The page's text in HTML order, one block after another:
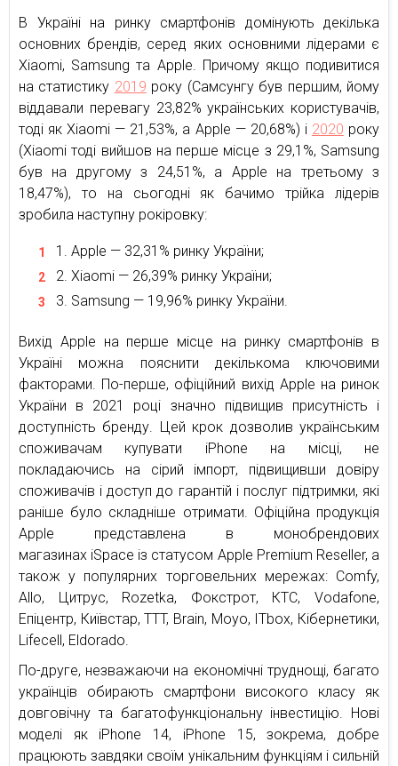
В Україні на ринку смартфонів домінують декілька
основних брендів, серед яких основними лідерами є
Xiaomi, Samsung та Apple. Причому якщо подивитися
на статистику 2019 року (Самсунгу був першим, йому
віддавали перевагу 23,82% українських користувачів,
тоді як Xiaomi — 21,53%, а Apple — 20,68%) і 2020 року
(Xiaomi тоді вийшов на перше місце з 29,1%, Samsung
був на другому з 24,51%, а Apple на третьому з
18,47%), то на сьогодні як бачимо трійка лідерів
зробила наступну рокіровку:
Apple — 32,31% ринку України;
Xiaomi — 26,39% ринку України;
Samsung — 19,96% ринку України.
Вихід Apple на перше місце на ринку смартфонів в
Україні можна пояснити декількома ключовими
факторами. По-перше, офіційний вихід Apple на ринок
України в 2021 році значно підвищив присутність і
доступність бренду. Цей крок дозволив українським
споживачам купувати iPhone на місці, не
покладаючись на сірий імпорт, підвищивши довіру
споживачів і доступ до гарантій і послуг підтримки, які
раніше було складніше отримати. Офіційна продукція
Apple представлена в монобрендових
магазинах iSpace із статусом Apple Premium Reseller, а
також у популярних торговельних мережах: Comfy,
Allo, Цитрус, Rozetka, Фокстрот, КТС, Vodafone,
Епіцентр, Київстар, TTT, Brain, Moyo, ITbox, Кібернетики,
Lifecell, Eldorado.
По-друге, незважаючи на економічні труднощі, багато
українців обирають смартфони високого класу як
довговічну та багатофункціональну інвестицію. Нові
моделі як iPhone 14, iPhone 15, зокрема, добре
працюють завдяки своїм унікальним функціям і сильній